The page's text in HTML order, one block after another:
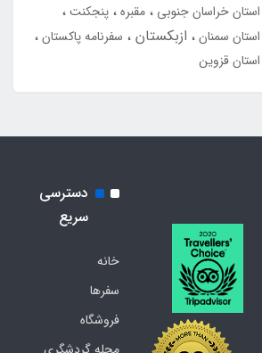
خراسان جنوبی
مقبره پنجکنت
سمنان
ازبکستان
سفرنامه پاکستان
قزوین
دسترسی
سریع
خانه
سفرها
فروشگاه